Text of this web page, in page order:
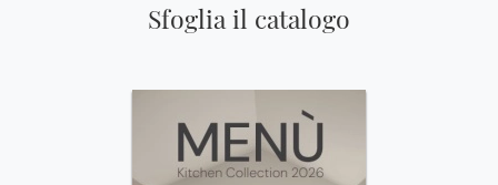
Sfoglia il catalogo